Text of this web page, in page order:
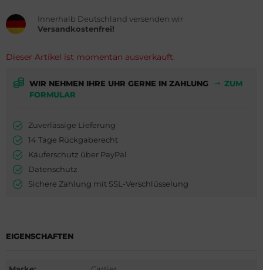
Innerhalb Deutschland versenden wir
Versandkostenfrei!
Dieser Artikel ist momentan ausverkauft.
WIR NEHMEN IHRE UHR GERNE IN ZAHLUNG
ZUM
FORMULAR
Zuverlässige Lieferung
14 Tage Rückgaberecht
Käuferschutz über PayPal
Datenschutz
Sichere Zahlung mit SSL-Verschlüsselung
EIGENSCHAFTEN
Lemans
LeCoultre
Dubuis
Heuer